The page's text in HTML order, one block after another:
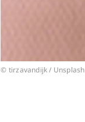
© tirzavandijk / Unsplash